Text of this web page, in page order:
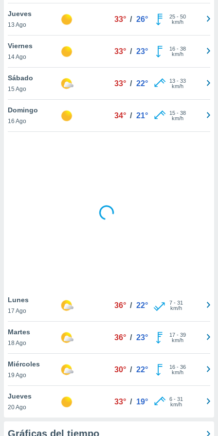
de
sitio
de que
sean
para
ni para
únicos
similares
como
IP
posible
traten tus
en
Para
Jueves
13 Ago
33° / 26° 25- 50
km/h
Viernes
14 Ago
33° / 23° 16- 38
km/h
Sábado
15 Ago
33° / 22° 13- 33
km/h
Domingo
16 Ago
34° / 21° 15- 38
km/h
Lunes
17 Ago
36° / 22° 7- 31
km/h
Martes
18 Ago
36° / 23° 17- 39
km/h
Miércoles
19 Ago
30° / 22° 16- 36
km/h
Jueves
20 Ago
33° / 19° 6- 31
km/h
Gráficas del tiempo